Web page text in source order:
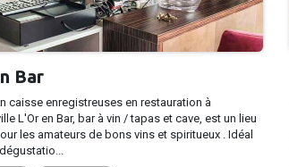
Bar
caisse enregistreuses en restauration à
L'Or en Bar, bar à vin / tapas et cave, est un lieu
les amateurs de bons vins et spiritueux . Idéal